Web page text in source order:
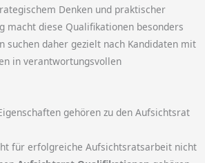
Denken und praktischer
macht diese Qualifikationen besonders
suchen daher gezielt nach Kandidaten mit
in verantwortungsvollen
gehören zu den Aufsichtsrat
für erfolgreiche Aufsichtsratsarbeit nicht